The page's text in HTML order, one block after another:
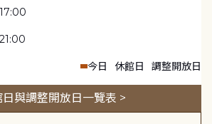
今日 休館日 調整開放日
日與調整開放日一覽表 >